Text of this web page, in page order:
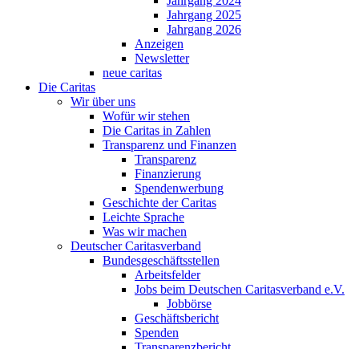
Jahrgang 2025
Jahrgang 2026
Anzeigen
Newsletter
neue caritas
Die Caritas
Wir über uns
Wofür wir stehen
Die Caritas in Zahlen
Transparenz und Finanzen
Transparenz
Finanzierung
Spendenwerbung
Geschichte der Caritas
Leichte Sprache
Was wir machen
Deutscher Caritasverband
Bundesgeschäftsstellen
Arbeitsfelder
Jobs beim Deutschen Caritasverband e.V.
Jobbörse
Geschäftsbericht
Spenden